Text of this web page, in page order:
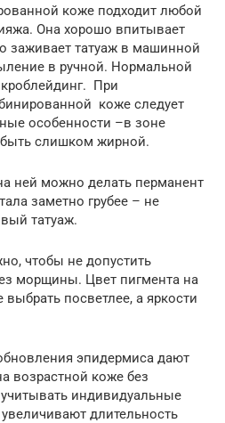
коже подходит любой
Она хорошо впитывает
заживает татуаж в машинной
в ручной. Нормальной
При
коже следует
особенности –в зоне
слишком жирной.
ней можно делать перманент
заметно грубее – не
татуаж.
чтобы не допустить
морщины. Цвет пигмента на
посветлее, а яркости
эпидермиса дают
возрастной коже без
индивидуальные
длительность